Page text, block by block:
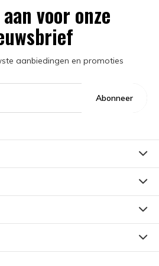
voor onze
aanbiedingen en promoties
Abonneer